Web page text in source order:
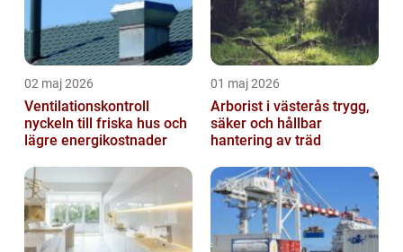
02 maj 2026
Ventilationskontroll
nyckeln till friska hus och
lägre energikostnader
01 maj 2026
Arborist i västerås trygg,
säker och hållbar
hantering av träd